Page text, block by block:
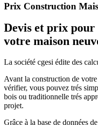
Prix Construction
Devis et prix
votre maison
La société cgesi édite des
Avant la construction de
vérifier, vous pouvez trés
bois ou traditionnelle trés
projet.
Grâce à la base de données